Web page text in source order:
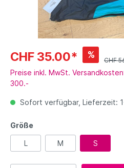
CHF 35.00* %
CHF
Preise inkl. MwSt.
300.-
Sofort verfügbar, Lieferzeit:
Größe
L M S